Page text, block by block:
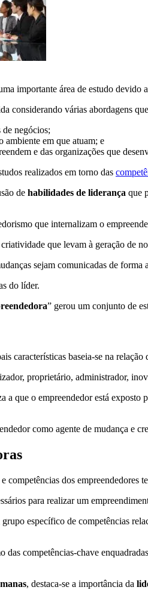
importante área de estudo
considerando várias abordagens
negócios;
ambiente em que atuam; e
e das organizações que
realizados em torno das
de habilidades de liderança que
que internalizam o
que levam à geração de
sejam comunicadas de forma
do líder.
” gerou um conjunto de
características baseia-se na
proprietário, administrador,
que o empreendedor está exposto
como agente de mudança e
competências dos empreendedores
para realizar um
específico de competências
competências-chave
, destaca-se a importância da